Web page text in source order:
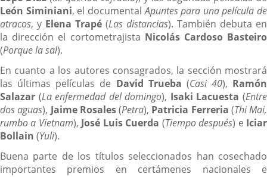
León Siminiani, el documentalApuntes para una película de
atracos, y Elena Trapé (Las distancias). También debuta en
la dirección el cortometrajista Nicolás Cardoso Basteiro
(Porque la sal).
En cuanto a los autores consagrados, la sección mostrará
las últimas películas de David Trueba (Casi 40), Ramón
Salazar (La enfermedad del domingo), Isaki Lacuesta (Entre
dos aguas), Jaime Rosales(Petra), Patricia Ferreria (Thi Mai,
rumbo a Vietnam), José Luis Cuerda (Tiempo después) e Iciar
Bollain (Yuli).
Buena parte de los títulos seleccionados han cosechado
importantes premios en certámenes nacionales e